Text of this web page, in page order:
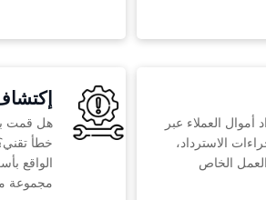
أموال العملاء عبر
الاسترداد،
الخاص
هل قمت
خطأ
الواقع
مجموعة